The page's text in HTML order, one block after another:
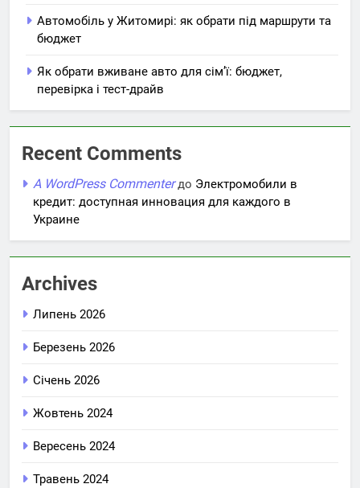
Автомобіль у Житомирі: як обрати під маршрути та
бюджет
Як обрати вживане авто для сім’ї: бюджет,
перевірка і тест-драйв
Recent Comments
A WordPress Commenterдо Электромобили в
кредит: доступная инновация для каждого в
Украине
Archives
Липень 2026
Березень 2026
Січень 2026
Жовтень 2024
Вересень 2024
Травень 2024